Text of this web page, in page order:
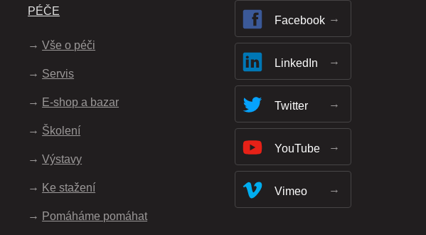
PÉČE
Vše o péči
Servis
E-shop a bazar
Školení
Výstavy
Ke stažení
Pomáháme pomáhat
Facebook
LinkedIn
Twitter
YouTube
Vimeo